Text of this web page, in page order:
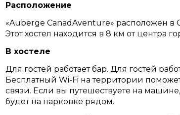
Расположение
«Auberge CanadAventure» расположен
Этот хостел находится в 8 км от центра
В хостеле
Для гостей работает бар. Для гостей
Бесплатный Wi-Fi на территории поможет
связи. Если вы путешествуете на
будет на парковке рядом.